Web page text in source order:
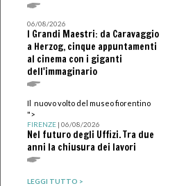
06/08/2026
I Grandi Maestri: da Caravaggio
a Herzog, cinque appuntamenti
al cinema con i giganti
dell'immaginario
Il nuovo volto del museo fiorentino
">
FIRENZE| 06/08/2026
Nel futuro degli Uffizi. Tra due
anni la chiusura dei lavori
LEGGI TUTTO >